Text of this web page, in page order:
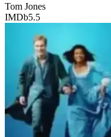
Tom Jones
IMDb5.5